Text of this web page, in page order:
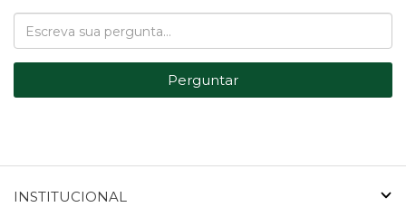
Perguntar
INSTITUCIONAL